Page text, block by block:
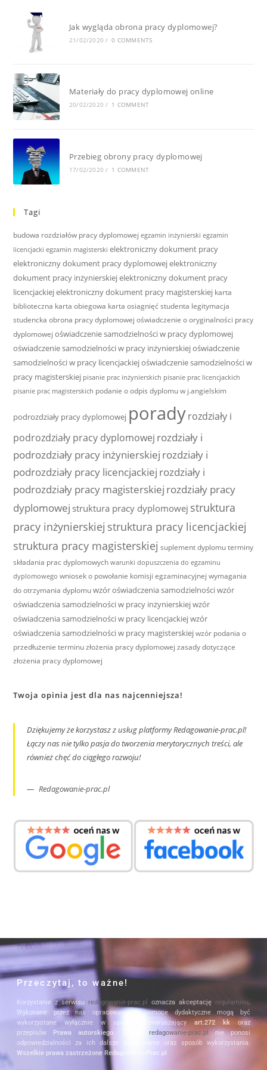
Jak wygląda obrona pracy dyplomowej?
21/02/2020 / 0 COMMENTS
Materiały do pracy dyplomowej online
20/02/2020 / 1 COMMENT
Przebieg obrony pracy dyplomowej
17/02/2020 / 1 COMMENT
Tagi
budowa rozdziałów pracy dyplomowej egzamin inżynierski egzamin
licencjacki egzamin magisterski elektroniczny dokument pracy
elektroniczny dokument pracy dyplomowejelektroniczny
dokument pracy inżynierskiejelektroniczny dokument pracy
licencjackiejelektroniczny dokument pracy magisterskiej karta
biblioteczna karta obiegowa karta osiagnięć studenta legitymacja
studencka obrona pracy dyplomowej oświadczenie o oryginalności pracy
dyplomowej oświadczenie samodzielności w pracy dyplomowej
oświadczenie samodzielności w pracy inżynierskiejoświadczenie
samodzielności w pracy licencjackiejoświadczenie samodzielności w
pracy magisterskiej pisanie prac inżynierskich pisanie prac licencjackich
pisanie prac magisterskich podanie o odpis dyplomu w j.angielskim
podrozdziały pracy dyplomowej poradyrozdziały i
podrozdziały pracy dyplomowej rozdziały i
podrozdziały pracy inżynierskiej rozdziały i
podrozdziały pracy licencjackiej rozdziały i
podrozdziały pracy magisterskiej rozdziały pracy
dyplomowej struktura pracy dyplomowej struktura
pracy inżynierskiej struktura pracy licencjackiej
struktura pracy magisterskiej suplement dyplomu terminy
składania prac dyplomowych warunki dopuszczenia do egzaminu
dyplomowego wniosek o powołanie komisji egzaminacyjnej wymagania
do otrzymania dyplomu wzór oświadczenia samodzielnościwzór
oświadczenia samodzielności w pracy inżynierskiejwzór
oświadczenia samodzielności w pracy licencjackiejwzór
oświadczenia samodzielności w pracy magisterskiej wzór podania o
przedłużenie terminu złożenia pracy dyplomowej zasady dotyczące
złożenia pracy dyplomowej
Twoja opinia jest dla nas najcenniejsza!
Dziękujemy że korzystasz z usług platformy Redagowanie-prac.pl!
Łączy nas nie tylko pasja do tworzenia merytorycznych treści, ale
również chęć do ciągłego rozwoju!
Redagowanie-prac.pl
Przeczytaj, to ważne!
Korzystanie z serwisu redagowanie-prac.pl oznacza akceptację regulaminu.
Wykonane przez nas opracowania i pomoce dydaktyczne mogą być
wykorzystane wyłącznie w sposób nienaruszającyart.272 kkoraz
przepisów Prawa autorskiego. Serwis redagowanie-prac.pl nie ponosi
odpowiedzialności za ich dalsze użytkowanie oraz sposób wykorzystania.
Wszelkie prawa zastrzeżone Redagowanie-Prac.pl